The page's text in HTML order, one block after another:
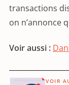
transactions
on n’annonce
Voir aussi :
VOIR